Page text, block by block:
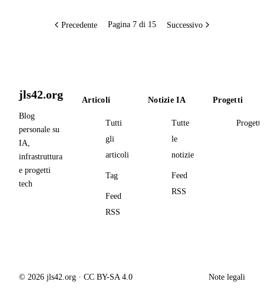
Precedente Pagina 7 di 15 Successivo
jls42.org
Blog
personale su
IA,
infrastruttura
e progetti
tech
Articoli
Tutti
gli
articoli
Tag
Feed
RSS
Notizie IA
Tutte
le
notizie
Feed
RSS
Progetti
Progetti
© 2026 jls42.org · CC BY-SA 4.0 Note legali